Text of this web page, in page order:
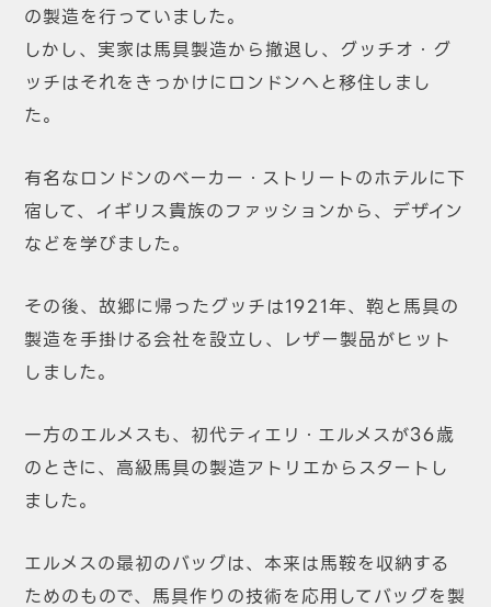
の製造を行っていました。
しかし、実家は馬具製造から撤退し、グッチオ・グ
ッチはそれをきっかけにロンドンへと移住しまし
た。
有名なロンドンのベーカー・ストリートのホテルに下
宿して、イギリス貴族のファッションから、デザイン
などを学びました。
その後、故郷に帰ったグッチは1921年、鞄と馬具の
製造を手掛ける会社を設立し、レザー製品がヒット
しました。
一方のエルメスも、初代ティエリ・エルメスが36歳
のときに、高級馬具の製造アトリエからスタートし
ました。
エルメスの最初のバッグは、本来は馬鞍を収納する
ためのもので、馬具作りの技術を応用してバッグを製